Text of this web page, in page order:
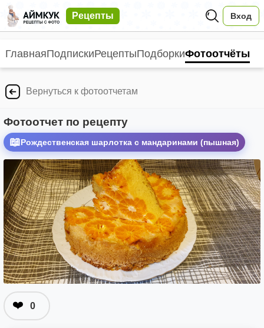
Рецепты Вход
ГлавнаяПодпискиРецептыПодборкиФотоотчёты
Вернуться к фотоотчетам
Фотоотчет по рецепту
📖Рождественская шарлотка с мандаринами (пышная)
❤️ 0